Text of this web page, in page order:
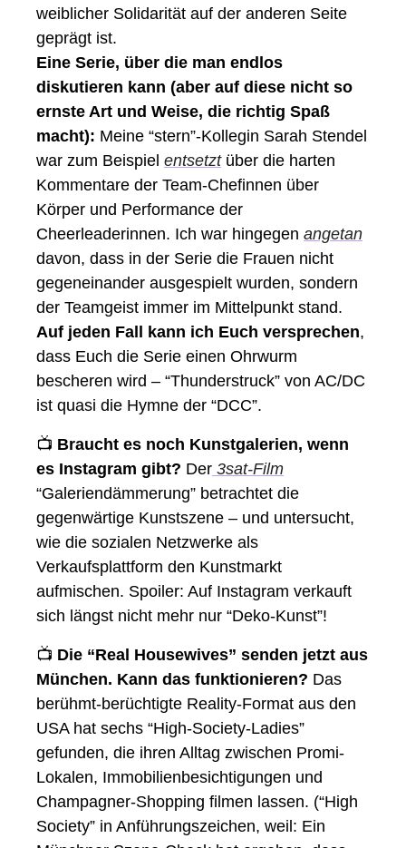
weiblicher Solidarität auf der anderen Seite
geprägt ist.
Eine Serie, über die man endlos
diskutieren kann (aber auf diese nicht so
ernste Art und Weise, die richtig Spaß
macht): Meine “stern”-Kollegin Sarah Stendel
war zum Beispiel entsetzt über die harten
Kommentare der Team-Chefinnen über
Körper und Performance der
Cheerleaderinnen. Ich war hingegen angetan
davon, dass in der Serie die Frauen nicht
gegeneinander ausgespielt wurden, sondern
der Teamgeist immer im Mittelpunkt stand.
Auf jeden Fall kann ich Euch versprechen,
dass Euch die Serie einen Ohrwurm
bescheren wird – “Thunderstruck” von AC/DC
ist quasi die Hymne der “DCC”.
📺 Braucht es noch Kunstgalerien, wenn
es Instagram gibt? Der 3sat-Film
“Galeriendämmerung” betrachtet die
gegenwärtige Kunstszene – und untersucht,
wie die sozialen Netzwerke als
Verkaufsplattform den Kunstmarkt
aufmischen. Spoiler: Auf Instagram verkauft
sich längst nicht mehr nur “Deko-Kunst”!
📺 Die “Real Housewives” senden jetzt aus
München. Kann das funktionieren? Das
berühmt-berüchtigte Reality-Format aus den
USA hat sechs “High-Society-Ladies”
gefunden, die ihren Alltag zwischen Promi-
Lokalen, Immobilienbesichtigungen und
Champagner-Shopping filmen lassen. (“High
Society” in Anführungszeichen, weil: Ein